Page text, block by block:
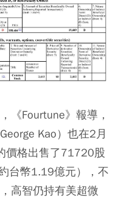
《Fourtune》報導，
Kao）也在2月
價格出售了71720股
台幣1.19億元），不
高智仍持有美超微